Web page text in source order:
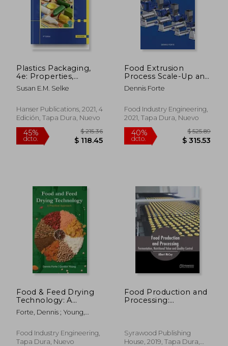
40%
$ 162.50
45%
Plastics Packaging,
4e: Properties,
Processing,
Applications, and
Inglés)
Susan E.M. Selke
Hanser Publications, 2021, 4
Edición, Tapa Dura, Nuevo
dcto. $ 118.45
Food Extrusion
Process Scale-Up and
Process Transfer:
Witchcraft or
Dennis Forte
Food Industry Engineering,
2021, Tapa Dura, Nuevo
dcto. $
Food & Feed Drying
Technology: A
Practical Approach
(en Inglés)
Forte, Dennis ; Young,
Food Industry Engineering,
Tapa Dura, Nuevo
Food Production and
Processing:
Inglés)
Syrawood Publishing
House, 2019, Tapa Dura,